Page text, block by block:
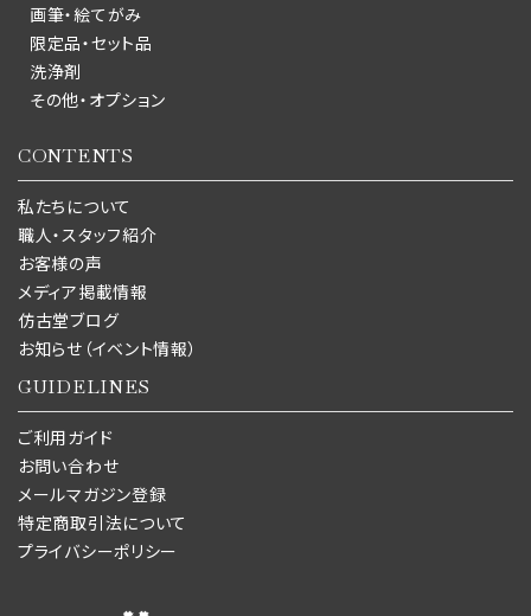
画筆・絵てがみ
限定品・セット品
洗浄剤
その他・オプション
CONTENTS
私たちについて
職人・スタッフ紹介
お客様の声
メディア掲載情報
仿古堂ブログ
お知らせ（イベント情報）
GUIDELINES
ご利用ガイド
お問い合わせ
メールマガジン登録
特定商取引法について
プライバシーポリシー